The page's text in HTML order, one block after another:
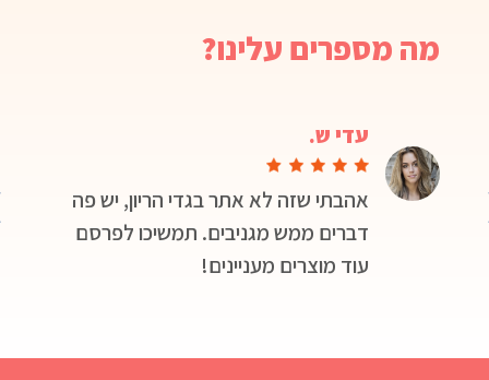
מה מספרים עלינו?
עדי ש.
אהבתי שזה לא אתר בגדי הריון, יש פה
דברים ממש מגניבים. תמשיכו לפרסם
עוד מוצרים מעניינים!